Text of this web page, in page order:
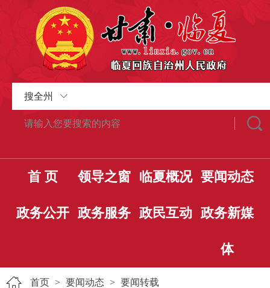
搜全州
首 页 领导之窗 临夏概况 要闻动态
政务公开 政务服务 政民互动 政务新媒
体
首页 > 要闻动态 > 要闻转载